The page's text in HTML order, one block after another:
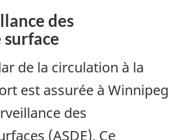
des
surface
de la circulation à la
est assurée à Winnipeg
des
(ASDE). Ce